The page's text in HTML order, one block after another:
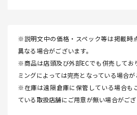
※説明文中の価格・スペック等は掲載時
異なる場合がございます。
※商品は店頭及び外部ECでも併売してお
ミングによっては完売となっている場合が
※在庫は遠隔倉庫に保管している場合も
ている取扱店舗にご用意が無い場合がござ